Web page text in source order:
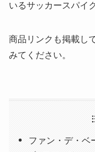
いるサッカースパイ
商品リンクも掲載し
みてください。
ファン・デ・ベ